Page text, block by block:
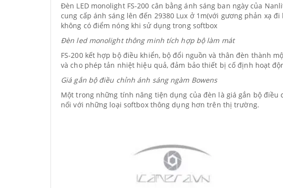
Đèn LED monolight FS-200 cân bằng ánh sáng ban ngày của
cung cấp ánh sáng lên đến 29380 Lux ở 1m(với gương phản xạ
không có điểm nóng khi sử dụng trong softbox
Đèn led monolight thông minh tích hợp bộ làm mát
FS-200 kết hợp bộ điều khiển, bộ đổi nguồn và thân đèn thành
và cho phép tản nhiệt hiệu quả, đảm bảo thiết bị cố định hoạt
Giá gắn bộ điều chỉnh ánh sáng ngàm Bowens
Một trong những tính năng tiện dụng của đèn là giá gắn bộ điều
nối với những loại softbox thông dụng hơn trên thị trường.